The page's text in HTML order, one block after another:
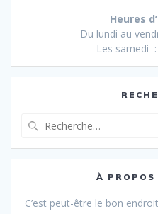
Heures
Du lundi au
Les samedi
À PROPOS
C’est peut-être le bon